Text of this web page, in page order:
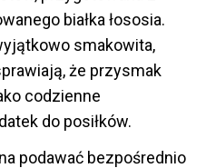
białka łososia.
smakowita,
że przysmak
codzienne
do posiłków.
podawać bezpośrednio